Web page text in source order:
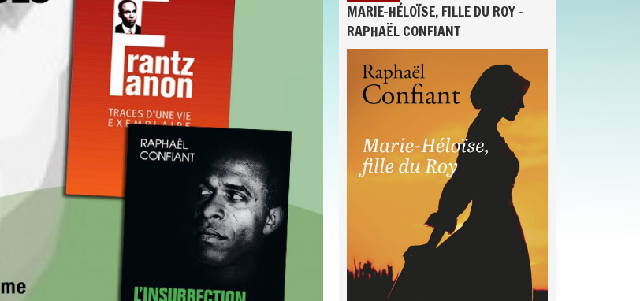
MARIE-HÉLOÏSE, FILLE DU ROY -
RAPHAËL CONFIANT